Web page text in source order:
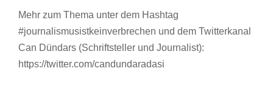
Mehr zum Thema unter dem Hashtag
#journalismusistkeinverbrechen und dem Twitterkanal
Can Dündars (Schriftsteller und Journalist):
https://twitter.com/candundaradasi